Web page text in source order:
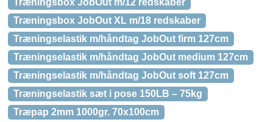
Træningsbox JobOut m/12 redskaber
Træningsbox JobOut XL m/18 redskaber
Træningselastik m/håndtag JobOut firm 127cm
Træningselastik m/håndtag JobOut medium 127cm
Træningselastik m/håndtag JobOut soft 127cm
Træningselastik sæt i pose 150LB – 75kg
Træpap 2mm 1000gr. 70x100cm